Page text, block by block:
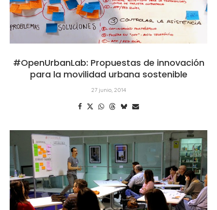
#OpenUrbanLab: Propuestas de innovación
para la movilidad urbana sostenible
27 junio, 2014